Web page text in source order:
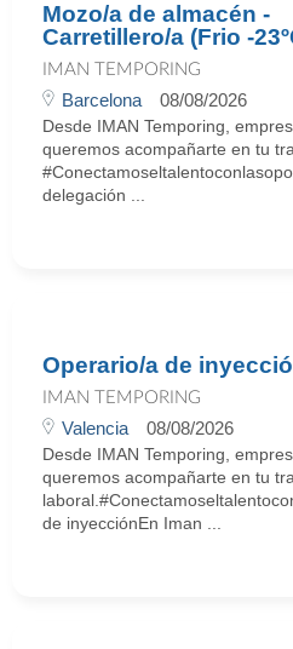
Mozo/a de almacén -
Carretillero/a (Frio -
IMAN TEMPORING
Barcelona 08/08/2026
Desde IMAN Temporing,
queremos acompañarte en tu
delegación ...
Operario/a de
IMAN TEMPORING
Valencia 08/08/2026
Desde IMAN Temporing,
queremos acompañarte en tu
de inyecciónEn Iman ...